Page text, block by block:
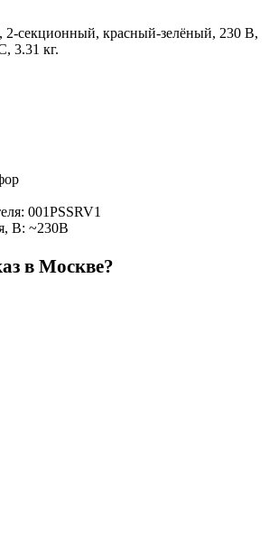
секционный, красный-зелёный, 230 В,
3.31 кг.
: 001PSSRV1
В: ~230В
в Москве?